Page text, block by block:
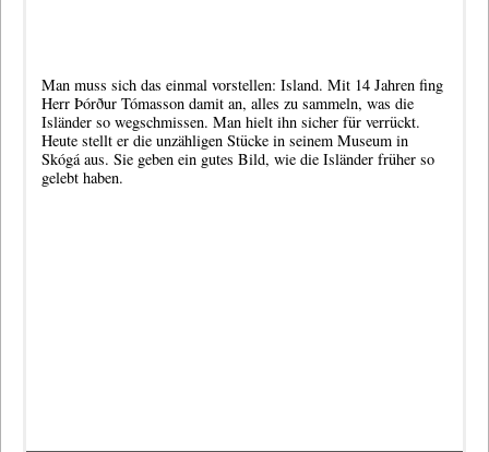
Man muss sich das einmal vorstellen: Island. Mit 14 Jahren fing
Herr Þórður Tómasson damit an, alles zu sammeln, was die
Isländer so wegschmissen. Man hielt ihn sicher für verrückt.
Heute stellt er die unzähligen Stücke in seinem Museum in
Skógá aus. Sie geben ein gutes Bild, wie die Isländer früher so
gelebt haben.